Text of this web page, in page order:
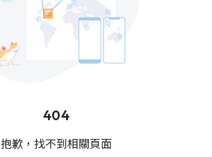
404
抱歉，找不到相關頁面